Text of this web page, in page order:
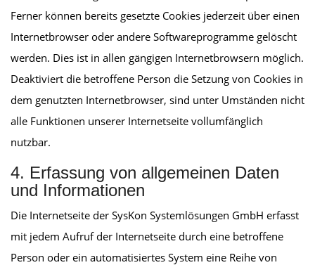
Ferner können bereits gesetzte Cookies jederzeit über einen
Internetbrowser oder andere Softwareprogramme gelöscht
werden. Dies ist in allen gängigen Internetbrowsern möglich.
Deaktiviert die betroffene Person die Setzung von Cookies in
dem genutzten Internetbrowser, sind unter Umständen nicht
alle Funktionen unserer Internetseite vollumfänglich
nutzbar.
4. Erfassung von allgemeinen Daten
und Informationen
Die Internetseite der SysKon Systemlösungen GmbH erfasst
mit jedem Aufruf der Internetseite durch eine betroffene
Person oder ein automatisiertes System eine Reihe von